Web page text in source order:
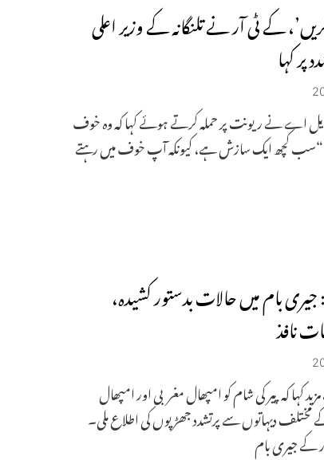
کے ٹی آر نے تلنگانہ کے وزیر اعلی
پر کہا
اے نے ریونت پر حملہ کرتے ہوئے کہا کہ وہ خوف
“سب کچھ ایک سازش ہے، کیونکہ آپ خوف میں رہتے
جیری بام میں حالات بدستور کشیدہ،
نافذ
کہا کہ پیر کی شام کو امپھال مغربی اور امپھال
دیہاتوں سے پرتشدد جھڑپوں کی اطلاع ملی۔
کے جیری بام